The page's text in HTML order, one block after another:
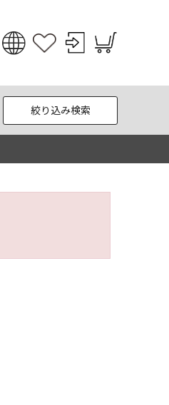
English
한국어
絞り込み検索